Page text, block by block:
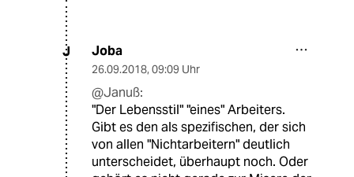
J Joba
26.09.2018, 09:09 Uhr
@Januß:
"Der Lebensstil" "eines" Arbeiters.
Gibt es den als spezifischen, der sich
von allen "Nichtarbeitern" deutlich
unterscheidet, überhaupt noch. Oder